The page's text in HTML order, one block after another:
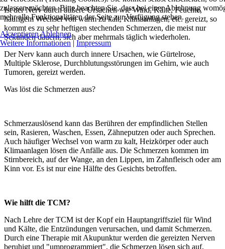
Ist der Nerv durch äußere Ursachen wie Wind, Kälte, Feuchte,
häufigem Wechsel von warm zu kalt, Klimaanlagen, etc. gereizt, so
kommt es zu sehr heftigen stechenden Schmerzen, die meist nur
Sekunden dauern, sich aber mehrmals täglich wiederholen.
Der Nerv kann auch durch innere Ursachen, wie Gürtelrose,
Multiple Sklerose, Durchblutungsstörungen im Gehirn, wie auch
Tumoren, gereizt werden.
Was löst die Schmerzen aus?
Schmerzauslösend kann das Berühren der empfindlichen Stellen
sein, Rasieren, Waschen, Essen, Zähneputzen oder auch Sprechen.
Auch häufiger Wechsel von warm zu kalt, Heizkörper oder auch
Klimaanlagen lösen die Anfälle aus. Die Schmerzen kommen im
Stirnbereich, auf der Wange, an den Lippen, im Zahnfleisch oder am
Kinn vor. Es ist nur eine Hälfte des Gesichts betroffen.
Wie hilft die TCM?
Nach Lehre der TCM ist der Kopf ein Hauptangriffsziel für Wind
und Kälte, die Entzündungen verursachen, und damit Schmerzen.
Durch eine Therapie mit Akupunktur werden die gereizten Nerven
beruhigt und "umprogrammiert", die Schmerzen lösen sich auf.
zulassen möchten. Bitte beachten Sie, dass bei einer Ablehnung
mehr alle Funktionalitäten der Seite zur Verfügung stehen.
AkzeptierenAblehnen
Weitere Informationen | Impressum